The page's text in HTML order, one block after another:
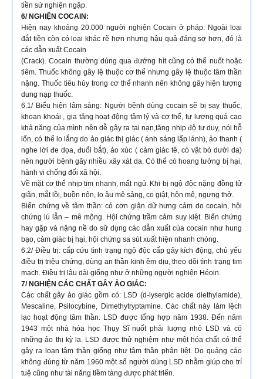
tiền sử nghiện ngập.
6/ NGHIỆN COCAIN:
Hiện nay khoảng 20.000 người nghiện Cocain ở pháp. Ngoài loại
đắt tiền còn có loại khác rẽ hơn nhưng hậu quả đáng sợ hơn, đó là
các dẫn xuất Cocain
(Crack). Cocain thường dùng qua đường hít cũng có thể nuốt hoặc
tiêm. Thuốc không gây lệ thuộc cơ thể nhưng gây lệ thuộc tâm thần
nặng. Thuốc tiêu hủy trong cơ thể nhanh nên không gây hiện tượng
dung nạp thuốc.
6.1/ Biểu hiện lâm sàng: Người bệnh dùng cocain sẽ bị say thuốc,
khoan khoái , gia tăng hoạt động tâm lý và cơ thể, tự lượng quá cao
khả năng của mình nên dễ gây ra tai nạn,tăng nhịp độ tư duy, nói hỗ
lốn, có thể lo lắng do ảo giác thị giác ( ánh sáng lấp lánh), ảo thanh (
nghe lời đe dọa, đuổi bắt), ảo xúc ( cảm giác tê, có vật bò dưới da)
nên người bệnh gãy nhiều xây xát da. Có thể có hoang tưởng bị hại,
hành vi chống đối xã hội.
Về mặt cơ thể nhịp tim nhanh, mất ngủ. Khi bị ngộ độc nặng đồng tử
giãn, mắt lồi, buồn nôn, lo âu mê sảng, co giật, hôn mê, ngưng thở.
Biến chứng về tâm thần: có cơn giận dữ hưng cảm do cocain, hội
chứng lú lẫn – mê mộng. Hội chứng trầm cảm suy kiệt. Biến chứng
hay gặp và nặng nề do sữ dụng các dẫn xuất của cocain như hung
bạo, cảm giác bị hại, hội chứng sa sút xuất hiện nhanh chóng.
6.2/ Điều trị: cấp cứu tình trạng ngộ độc cấp gây kích động, chủ yếu
điều trị triệu chứng, dùng an thần kinh êm dịu, theo dõi tình trạng tim
mạch. Điều trị lâu dài giống như ở những người nghiện Héoin.
7/ NGHIỆN CÁC CHẤT GÂY ẢO GIÁC:
Các chất gây ảo giác gồm có: LSD (d-lysergic acide diethylamide),
Mescaline, Psilocybine, Dimethytryptamine. Các chất này làm lệch
lạc hoạt động tâm thần. LSD được tổng hợp năm 1938. Đến năm
1943 một nhà hóa học Thụy Sĩ nuốt phải luợng nhỏ LSD và có
những ảo thị kỳ lạ. LSD được thử nghiệm như một hóa chất có thể
gây ra loạn tâm thần giống như tâm thần phân liệt. Do quảng cáo
không đúng từ năm 1960 một số người dùng LSD nhằm giúp cho trí
tuệ cũng như tài năng tiềm tàng được phát triển.